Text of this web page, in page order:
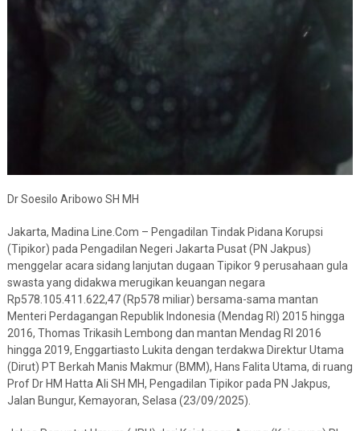
Dr Soesilo Aribowo SH MH
Jakarta, Madina Line.Com – Pengadilan Tindak Pidana Korupsi
(Tipikor) pada Pengadilan Negeri Jakarta Pusat (PN Jakpus)
menggelar acara sidang lanjutan dugaan Tipikor 9 perusahaan gula
swasta yang didakwa merugikan keuangan negara
Rp578.105.411.622,47 (Rp578 miliar) bersama-sama mantan
Menteri Perdagangan Republik Indonesia (Mendag RI) 2015 hingga
2016, Thomas Trikasih Lembong dan mantan Mendag RI 2016
hingga 2019, Enggartiasto Lukita dengan terdakwa Direktur Utama
(Dirut) PT Berkah Manis Makmur (BMM), Hans Falita Utama, di ruang
Prof Dr HM Hatta Ali SH MH, Pengadilan Tipikor pada PN Jakpus,
Jalan Bungur, Kemayoran, Selasa (23/09/2025).